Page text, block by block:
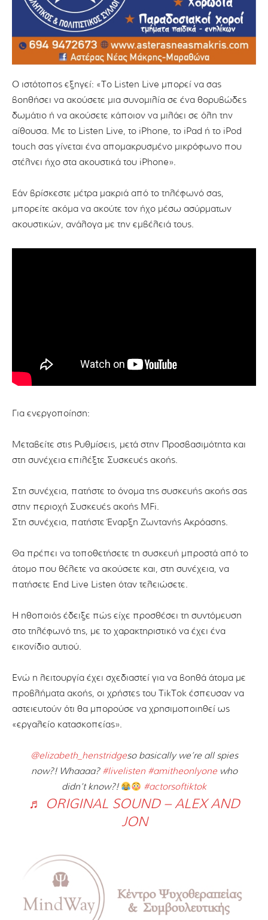
Ο ιστότοπος εξηγεί: «Το Listen Live μπορεί να σας
βοηθήσει να ακούσετε μια συνομιλία σε ένα θορυβώδες
δωμάτιο ή να ακούσετε κάποιον να μιλάει σε όλη την
αίθουσα. Με το Listen Live, το iPhone, το iPad ή το iPod
touch σας γίνεται ένα απομακρυσμένο μικρόφωνο που
στέλνει ήχο στα ακουστικά του iPhone».
Εάν βρίσκεστε μέτρα μακριά από το τηλέφωνό σας,
μπορείτε ακόμα να ακούτε τον ήχο μέσω ασύρματων
ακουστικών, ανάλογα με την εμβέλειά τους.
Για ενεργοποίηση:
Μεταβείτε στις Ρυθμίσεις, μετά στην Προσβασιμότητα και
στη συνέχεια επιλέξτε Συσκευές ακοής.
Στη συνέχεια, πατήστε το όνομα της συσκευής ακοής σας
στην περιοχή Συσκευές ακοής MFi.
Στη συνέχεια, πατήστε Έναρξη Ζωντανής Ακρόασης.
Θα πρέπει να τοποθετήσετε τη συσκευή μπροστά από το
άτομο που θέλετε να ακούσετε και, στη συνέχεια, να
πατήσετε End Live Listen όταν τελειώσετε.
Η ηθοποιός έδειξε πώς είχε προσθέσει τη συντόμευση
στο τηλέφωνό της, με το χαρακτηριστικό να έχει ένα
εικονίδιο αυτιού.
Ενώ η λειτουργία έχει σχεδιαστεί για να βοηθά άτομα με
προβλήματα ακοής, οι χρήστες του TikTok έσπευσαν να
αστειευτούν ότι θα μπορούσε να χρησιμοποιηθεί ως
«εργαλείο κατασκοπείας».
@elizabeth_henstridgeso basically we’re all spies
now?! Whaaaa? #livelisten #amitheonlyonewho
didn’t know?!
#actorsoftiktok
♬ ORIGINAL SOUND – ALEX AND
JON